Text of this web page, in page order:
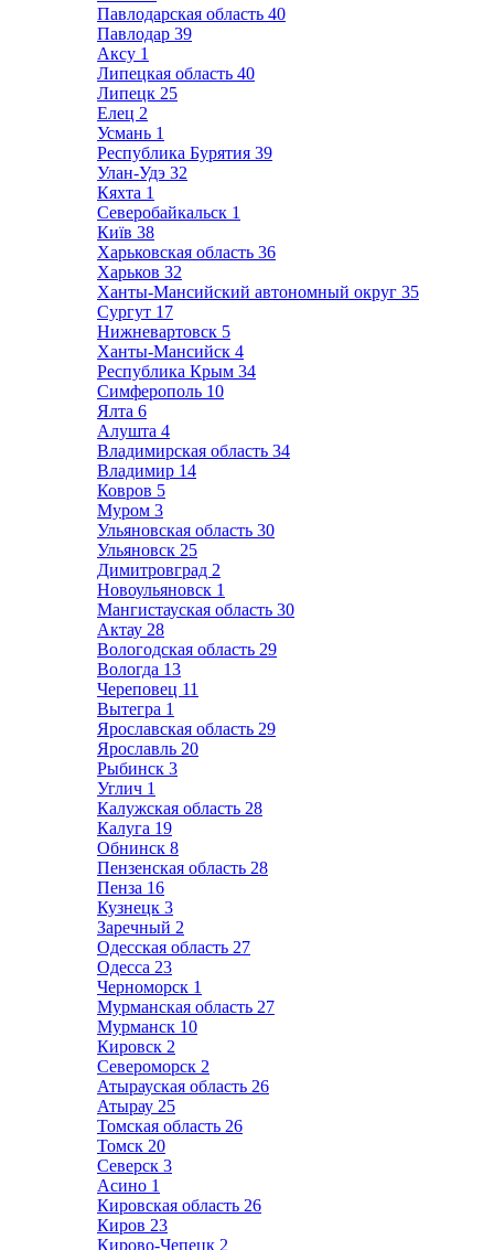
Павлодарская область 40
Павлодар 39
Аксу 1
Липецкая область 40
Липецк 25
Елец 2
Усмань 1
Республика Бурятия 39
Улан-Удэ 32
Кяхта 1
Северобайкальск 1
Київ 38
Харьковская область 36
Харьков 32
Ханты-Мансийский автономный округ 35
Сургут 17
Нижневартовск 5
Ханты-Мансийск 4
Республика Крым 34
Симферополь 10
Ялта 6
Алушта 4
Владимирская область 34
Владимир 14
Ковров 5
Муром 3
Ульяновская область 30
Ульяновск 25
Димитровград 2
Новоульяновск 1
Мангистауская область 30
Актау 28
Вологодская область 29
Вологда 13
Череповец 11
Вытегра 1
Ярославская область 29
Ярославль 20
Рыбинск 3
Углич 1
Калужская область 28
Калуга 19
Обнинск 8
Пензенская область 28
Пенза 16
Кузнецк 3
Заречный 2
Одесская область 27
Одесса 23
Черноморск 1
Мурманская область 27
Мурманск 10
Кировск 2
Североморск 2
Атырауская область 26
Атырау 25
Томская область 26
Томск 20
Северск 3
Асино 1
Кировская область 26
Киров 23
Кирово-Чепецк 2